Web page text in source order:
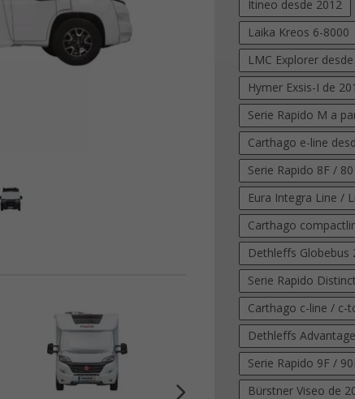
Itineo desde 2012
Laika Kreos 6-8000
LMC Explorer
Hymer Exsis-I de
Serie Rapido M a
Carthago e-line
Serie Rapido 8F /
Eura Integra Line /
Carthago
Dethleffs Globebus
Serie Rapido
Carthago c-line / c-
Dethleffs
Serie Rapido 9F /
Bürstner Viseo de